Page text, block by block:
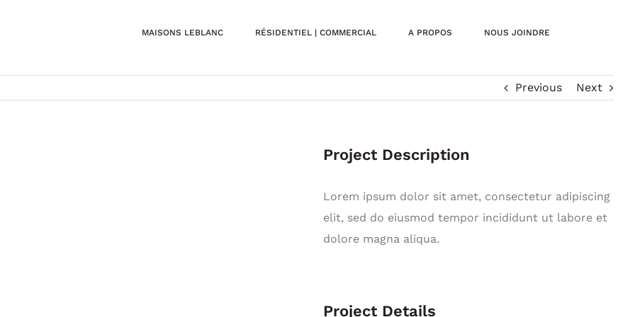
MAISONS LEBLANC RÉSIDENTIEL | COMMERCIAL A PROPOS NOUS JOINDRE
Previous Next
Project Description
Lorem ipsum dolor sit amet, consectetur adipiscing
elit, sed do eiusmod tempor incididunt ut labore et
dolore magna aliqua.
Project Details